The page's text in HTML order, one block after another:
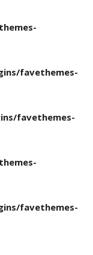
favethemes-
favethemes-
favethemes-